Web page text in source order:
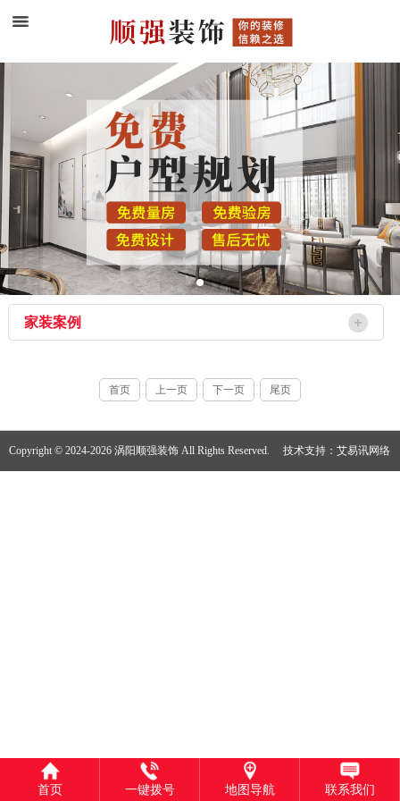
家装案例
首页 上一页 下一页 尾页
Copyright © 2024-2026 涡阳顺强装饰 All Rights Reserved. 技术支持：艾易讯网络
首页 一键拨号 地图导航 联系我们